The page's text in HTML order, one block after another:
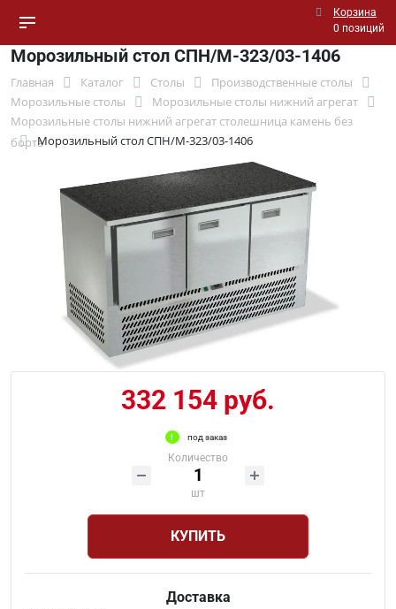
Корзина
0 позиций
Морозильный стол СПН/М-323/03-1406
Главная Каталог Столы
Производственные столы
Морозильные столы
Морозильные столы нижний агрегат
Морозильные столы нижний агрегат столешница камень без
бортаМорозильный стол СПН/М-323/03-1406
332 154 руб.
под заказ
Количество
шт
КУПИТЬ
Доставка